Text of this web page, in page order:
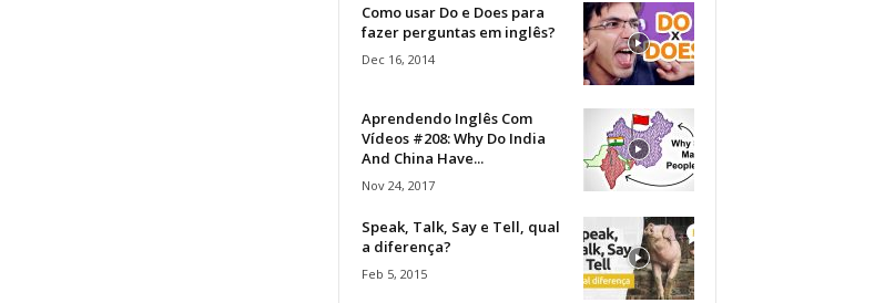
Como usar Do e Does para
fazer perguntas em inglês?
Dec 16, 2014
Aprendendo Inglês Com
Vídeos #208: Why Do India
And China Have...
Nov 24, 2017
Speak, Talk, Say e Tell, qual
a diferença?
Feb 5, 2015